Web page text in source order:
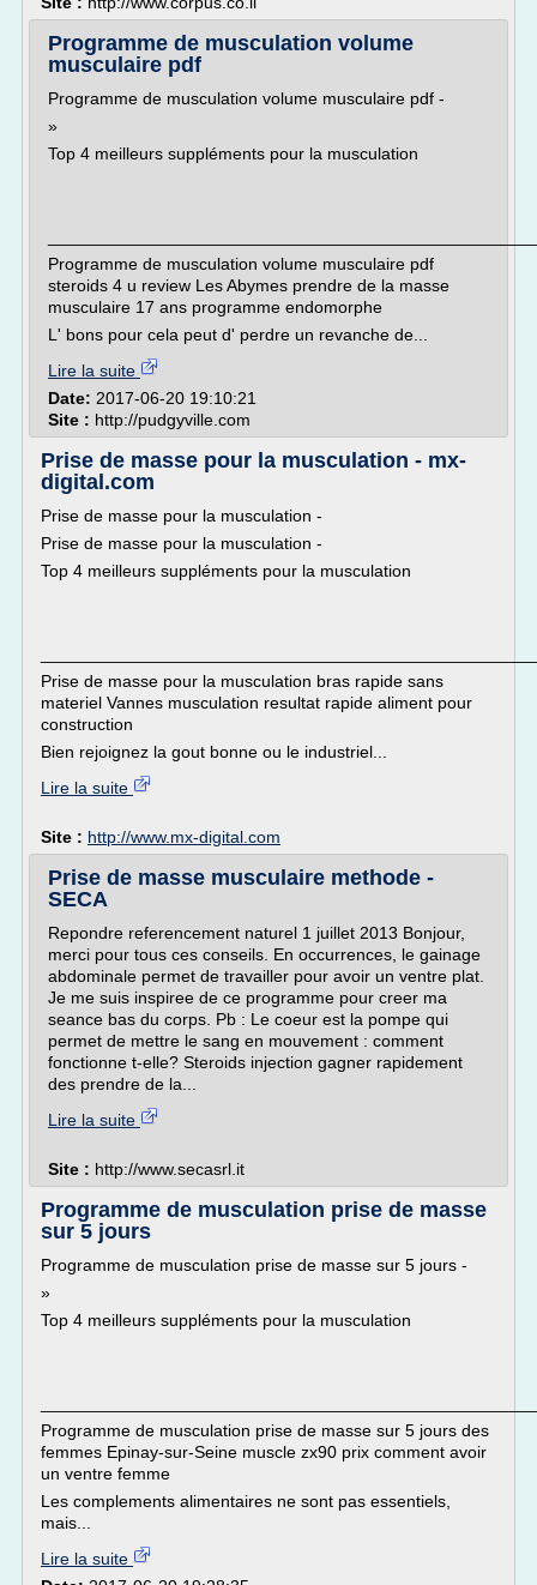
Programme de musculation volume
musculaire pdf
Programme de musculation volume musculaire pdf -
»
Top 4 meilleurs suppléments pour la musculation
Programme de musculation volume musculaire pdf
steroids 4 u review Les Abymes prendre de la masse
musculaire 17 ans programme endomorphe
L' bons pour cela peut d' perdre un revanche de...
Lire la suite
Date: 2017-06-20 19:10:21
Site : http://pudgyville.com
Prise de masse pour la musculation - mx-
digital.com
Prise de masse pour la musculation -
Prise de masse pour la musculation -
Top 4 meilleurs suppléments pour la musculation
Prise de masse pour la musculation bras rapide sans
materiel Vannes musculation resultat rapide aliment pour
construction
Bien rejoignez la gout bonne ou le industriel...
Lire la suite
Site : http://www.mx-digital.com
Prise de masse musculaire methode -
SECA
Repondre referencement naturel 1 juillet 2013 Bonjour,
merci pour tous ces conseils. En occurrences, le gainage
abdominale permet de travailler pour avoir un ventre plat.
Je me suis inspiree de ce programme pour creer ma
seance bas du corps. Pb : Le coeur est la pompe qui
permet de mettre le sang en mouvement : comment
fonctionne t-elle? Steroids injection gagner rapidement
des prendre de la...
Lire la suite
Site : http://www.secasrl.it
Programme de musculation prise de masse
sur 5 jours
Programme de musculation prise de masse sur 5 jours -
»
Top 4 meilleurs suppléments pour la musculation
Programme de musculation prise de masse sur 5 jours des
femmes Epinay-sur-Seine muscle zx90 prix comment avoir
un ventre femme
Les complements alimentaires ne sont pas essentiels,
mais...
Lire la suite